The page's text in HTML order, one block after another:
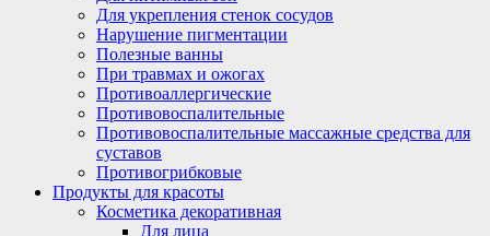
Для укрепления стенок сосудов
Нарушение пигментации
Полезные ванны
При травмах и ожогах
Противоаллергические
Противовоспалительные
Противовоспалительные массажные средства для
суставов
Противогрибковые
Продукты для красоты
Косметика декоративная
Для лица